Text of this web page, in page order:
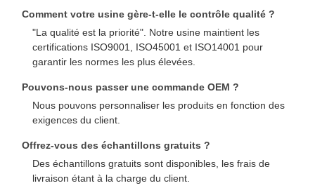
Comment votre usine gère-t-elle le contrôle qualité ?
"La qualité est la priorité". Notre usine maintient les
certifications ISO9001, ISO45001 et ISO14001 pour
garantir les normes les plus élevées.
Pouvons-nous passer une commande OEM ?
Nous pouvons personnaliser les produits en fonction des
exigences du client.
Offrez-vous des échantillons gratuits ?
Des échantillons gratuits sont disponibles, les frais de
livraison étant à la charge du client.